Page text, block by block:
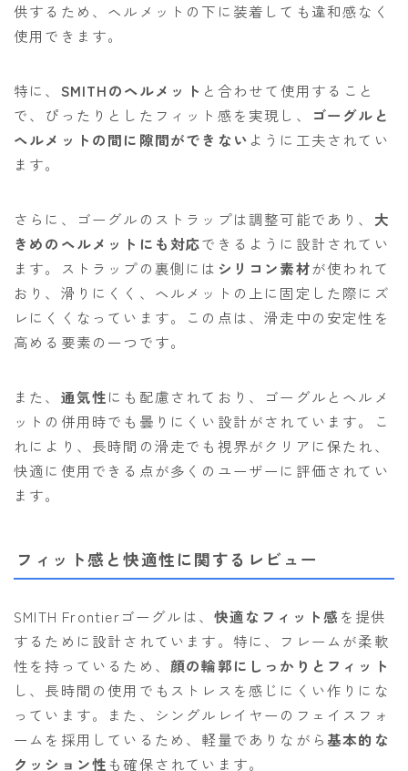
供するため、ヘルメットの下に装着しても違和感なく
使用できます。
特に、 SMITHのヘルメット と合わせて使用すること
で、ぴったりとしたフィット感を実現し、
ゴーグルと
ヘルメットの間に隙間ができない ように工夫されてい
ます。
さらに、ゴーグルのストラップは調整可能であり、 大
きめのヘルメットにも対応できるように設計されてい
ます。ストラップの裏側には シリコン素材が使われて
おり、滑りにくく、ヘルメットの上に固定した際にズ
レにくくなっています。この点は、滑走中の安定性を
高める要素の一つです。
また、 通気性にも配慮されており、ゴーグルとヘルメ
ットの併用時でも曇りにくい設計がされています。こ
れにより、長時間の滑走でも視界がクリアに保たれ、
快適に使用できる点が多くのユーザーに評価されてい
ます。
フィット感と快適性に関するレビュー
SMITH Frontierゴーグルは、 快適なフィット感 を提供
するために設計されています。特に、フレームが柔軟
性を持っているため、 顔の輪郭にしっかりとフィット
し、長時間の使用でもストレスを感じにくい作りにな
っています。また、シングルレイヤーのフェイスフォ
ームを採用しているため、軽量でありながら基本的な
クッション性も確保されています。